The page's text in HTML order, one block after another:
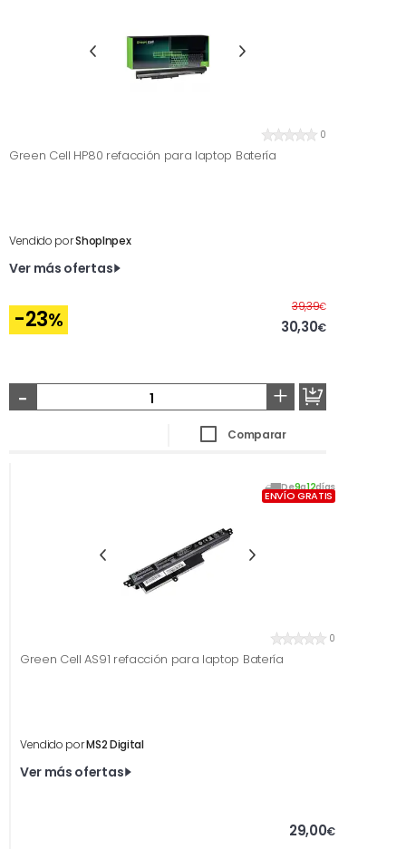
0
Green Cell HP80 refacción para laptop Batería
Vendido porShopInpex
Ver más ofertas
-23%
39,39€Antes
30,30€
- +
Comparar
De9a12días
ENVÍO GRATIS
0
Green Cell AS91 refacción para laptop Batería
Vendido porMS2 Digital
Ver más ofertas
29,00€